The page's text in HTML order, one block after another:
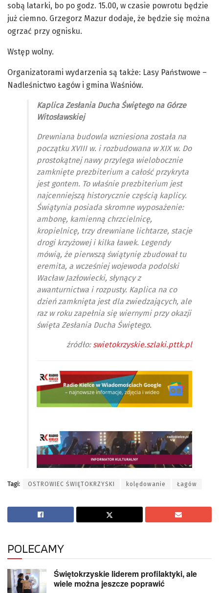
sobą latarki, bo po godz. 15.00, w czasie powrotu będzie
już ciemno. Grzegorz Mazur dodaje, że będzie się można
ogrzać przy ognisku.
Wstęp wolny.
Organizatorami wydarzenia są także: Lasy Państwowe –
Nadleśnictwo Łagów i gmina Waśniów.
Kaplica Zesłania Ducha Świętego na Górze
Witosławskiej
Drewniana budowla wzniesiona została na
początku XVIII w. i rozbudowana w XIX w. Do
prostokątnej nawy przylega wielobocznie
zamknięte prezbiterium a całość przykryta
jest gontem. To właśnie prezbiterium jest
najcenniejszą historycznie częścią kaplicy.
Świątynia posiada skromne wyposażenie:
ambonę, kamienną chrzcielnicę,
kropielnicę, trzy drewniane lichtarze, stacje
drogi krzyżowej i kilka ławek. Legendy
mówią, że pierwszą świątynię zbudował tu
eremita, a wcześniej wojewoda podolski
Wacław Jazłowiecki, słynący z
awanturnictwa i rozpusty. Kaplica na co
dzień zamknięta jest dla zwiedzających, ale
raz w roku zapełnia się wiernymi przy okazji
święta Zesłania Ducha Świętego.
źródło: swietokrzyskie.szlaki.pttk.pl
Tagi: OSTROWIEC ŚWIĘTOKRZYSKI kolędowanie Łagów
POLECAMY
Świętokrzyskie liderem profilaktyki, ale
wiele można jeszcze poprawić